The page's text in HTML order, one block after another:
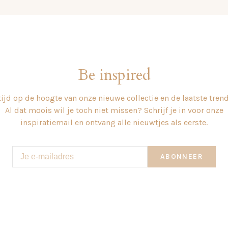
Be inspired
op de hoogte van onze nieuwe collectie en de laatste
Al dat moois wil je toch niet missen? Schrijf je in voor onze
inspiratiemail en ontvang alle nieuwtjes als eerste.
ABONNEER